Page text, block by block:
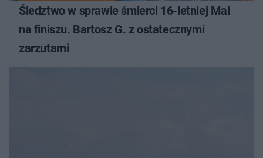
Śledztwo w sprawie śmierci 16-letniej Mai
na finiszu. Bartosz G. z ostatecznymi
zarzutami